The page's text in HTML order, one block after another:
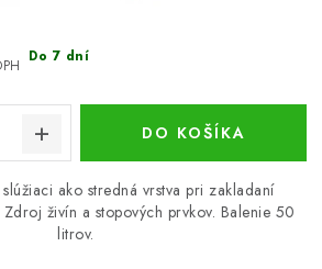
Do 7 dní
DO KOŠÍKA
ako stredná vrstva pri zakladaní
Zdroj živín a stopových prvkov. Balenie 50
litrov.